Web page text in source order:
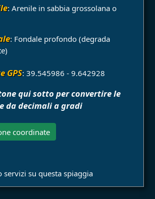
: Arenile in sabbia grossolana o
: Fondale profondo (degrada
GPS: 39.545986 - 9.642928
qui sotto per convertire le
da decimali a gradi
coordinate
servizi su questa spiaggia